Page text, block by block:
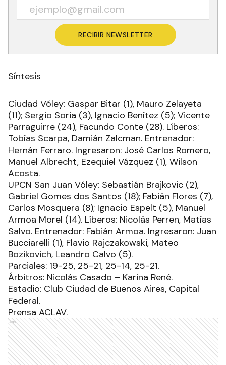
RECIBIR NEWSLETTER
Síntesis
Ciudad Vóley: Gaspar Bitar (1), Mauro Zelayeta
(11); Sergio Soria (3), Ignacio Benítez (5); Vicente
Parraguirre (24), Facundo Conte (28). Líberos:
Tobías Scarpa, Damián Zalcman. Entrenador:
Hernán Ferraro. Ingresaron: José Carlos Romero,
Manuel Albrecht, Ezequiel Vázquez (1), Wilson
Acosta.
UPCN San Juan Vóley: Sebastián Brajkovic (2),
Gabriel Gomes dos Santos (18); Fabián Flores (7),
Carlos Mosquera (8); Ignacio Espelt (5), Manuel
Armoa Morel (14). Líberos: Nicolás Perren, Matías
Salvo. Entrenador: Fabián Armoa. Ingresaron: Juan
Bucciarelli (1), Flavio Rajczakowski, Mateo
Bozikovich, Leandro Calvo (5).
Parciales: 19-25, 25-21, 25-14, 25-21.
Árbitros: Nicolás Casado – Karina René.
Estadio: Club Ciudad de Buenos Aires, Capital
Federal.
Prensa ACLAV.
Ads